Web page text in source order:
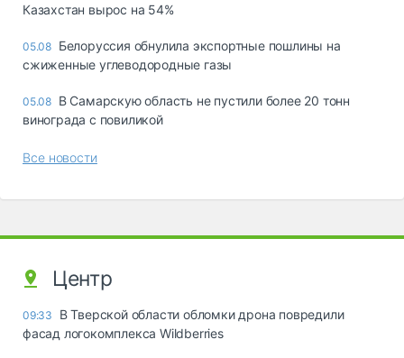
Казахстан вырос на 54%
05.08 Белоруссия обнулила экспортные пошлины на
сжиженные углеводородные газы
05.08 В Самарскую область не пустили более 20 тонн
винограда с повиликой
Все новости
Центр
09:33
В Тверской области обломки дрона повредили
фасад логокомплекса Wildberries